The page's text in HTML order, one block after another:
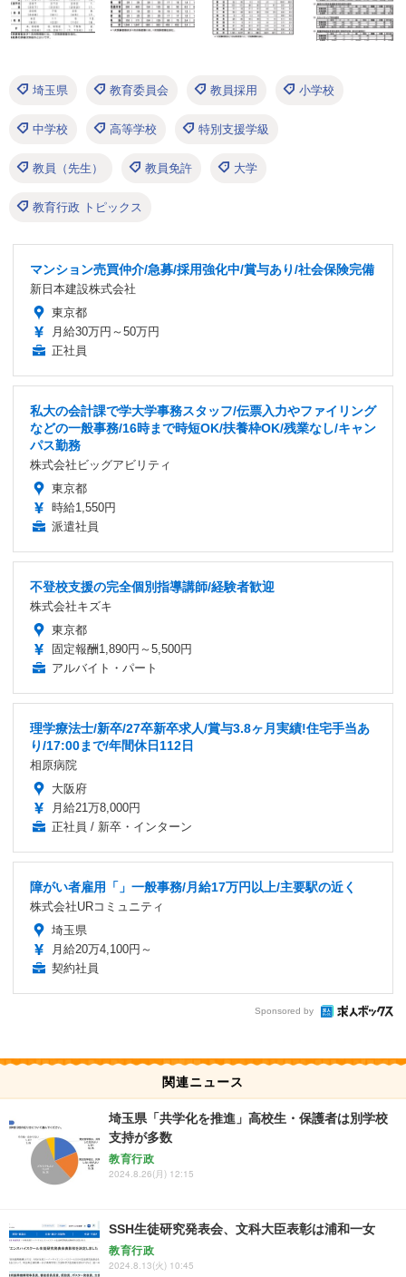
埼玉県 教育委員会 教員採用 小学校
中学校 高等学校 特別支援学級
教員（先生） 教員免許 大学
教育行政 トピックス
マンション売買仲介/急募/採用強化中/賞与あり/社会保険完備
新日本建設株式会社
東京都
月給30万円～50万円
正社員
私大の会計課で学大学事務スタッフ/伝票入力やファイリング
などの一般事務/16時まで時短OK/扶養枠OK/残業なし/キャン
パス勤務
株式会社ビッグアビリティ
東京都
時給1,550円
派遣社員
不登校支援の完全個別指導講師/経験者歓迎
株式会社キズキ
東京都
固定報酬1,890円～5,500円
アルバイト・パート
理学療法士/新卒/27卒新卒求人/賞与3.8ヶ月実績!住宅手当あ
り/17:00まで/年間休日112日
相原病院
大阪府
月給21万8,000円
正社員 / 新卒・インターン
障がい者雇用「」一般事務/月給17万円以上/主要駅の近く
株式会社URコミュニティ
埼玉県
月給20万4,100円～
契約社員
Sponsored by
関連ニュース
埼玉県「共学化を推進」高校生・保護者は別学校
支持が多数
教育行政
2024.8.26(月) 12:15
SSH生徒研究発表会、文科大臣表彰は浦和一女
教育行政
2024.8.13(火) 10:45